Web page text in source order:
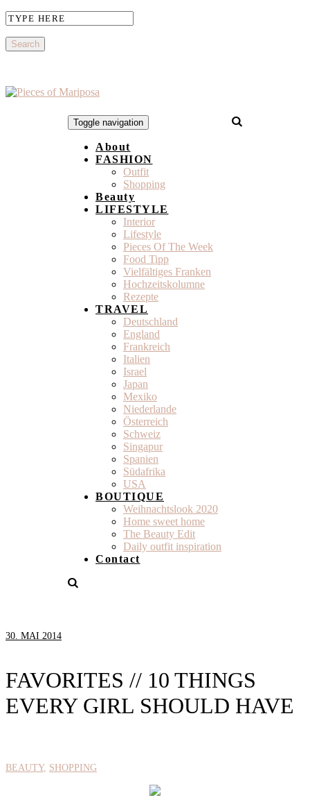
Toggle navigation
About
FASHION
Outfit
Shopping
Beauty
LIFESTYLE
Interior
Lifestyle
Pieces Of The Week
Food Tipp
Vielfältiges Franken
Hochzeitskolumne
Rezepte
TRAVEL
Deutschland
England
Frankreich
Italien
Israel
Japan
Mexiko
Niederlande
Österreich
Schweiz
Singapur
Spanien
Südafrika
USA
BOUTIQUE
Weihnachtslook 2020
Home sweet home
The Beauty Edit
Daily outfit inspiration
Contact
30. MAI 2014
FAVORITES // 10 THINGS
EVERY GIRL SHOULD HAVE
BEAUTY SHOPPING